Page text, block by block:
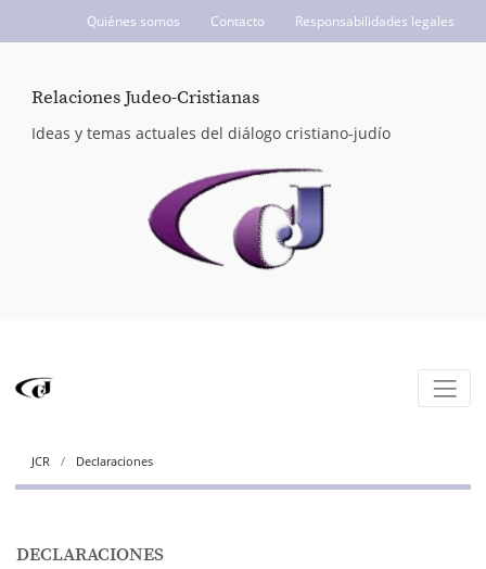
Quiénes somos Contacto Responsabilidades legales
Relaciones Judeo-Cristianas
Ideas y temas actuales del diálogo cristiano-judío
JCR Declaraciones
DECLARACIONES